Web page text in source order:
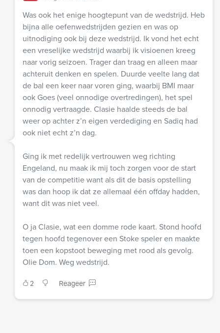
Was ook het enige hoogtepunt van de wedstrijd. Heb
bijna alle oefenwedstrijden gezien en was op
uitnodiging ook bij deze wedstrijd. Ik vond het echt
een vreselijke wedstrijd waarbij ik visioenen kreeg
naar vorig seizoen. Trager dan traag en alleen maar
achteruit denken en spelen. Duurde veelte lang dat
de bal een keer naar voren ging, waarbij BMI maar
ook Goes (veel onnodige overtredingen), het spel
onnodig vertraagde. Clasie haalde steeds de bal
weer op achter z’n eigen verdediging en Sadiq had
ook niet echt z’n dag.
Ging ik met redelijk vertrouwen weg richting
Engeland, nu maak ik mij toch zorgen voor de start
van de competitie want als dit de basis opstelling
was dan hoop ik dat ze allemaal één offday hadden,
want dit was niet veel.
O ja Clasie, wat een domme rode kaart. Stond hoofd
tegen hoofd tegenover een Stoke speler en maakte
toen een kopstoot beweging met rood als gevolg.
Olie Dom. Weg wedstrijd.
2 Reageer